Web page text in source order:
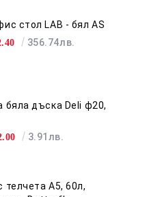
стол LAB - бял AS
356.74лв.
бяла дъска Deli ф20,
3.91лв.
телчета А5, 60л,